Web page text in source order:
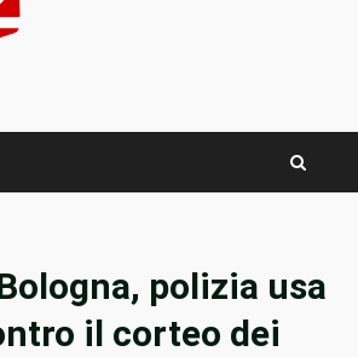
polizia usa
il corteo dei